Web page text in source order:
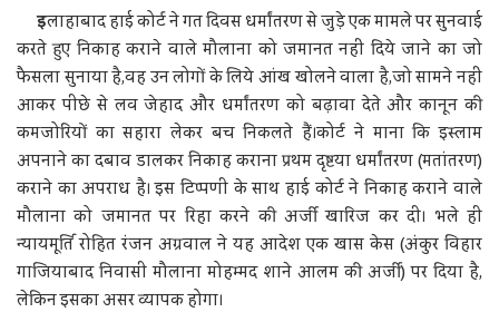
इलाहाबाद हाई कोर्ट ने गत दिवस धर्मांतरण से जुड़े एक मामले पर सुनवाई
करते हुए निकाह कराने वाले मौलाना को जमानत नहीं दिये जाने का जो
फैसला सुनाया है,वह उन लोगों के लिये आंख खोलने वाला है,जो सामने नहीं
आकर पीछे से लव जेहाद और धर्मांतरण को बढ़ावा देते और कानून की
कमजोरियों का सहारा लेकर बच निकलते हैं।कोर्ट ने माना कि इस्लाम
अपनाने का दबाव डालकर निकाह कराना प्रथम दृष्टया धर्मांतरण (मतांतरण)
कराने का अपराध है। इस टिप्पणी के साथ हाई कोर्ट ने निकाह कराने वाले
मौलाना को जमानत पर रिहा करने की अर्जी खारिज कर दी। भले ही
न्यायमूर्ति रोहित रंजन अग्रवाल ने यह आदेश एक खास केस (अंकुर विहार
गाजियाबाद निवासी मौलाना मोहम्मद शाने आलम की अर्जी) पर दिया है,
लेकिन इसका असर व्यापक होगा।